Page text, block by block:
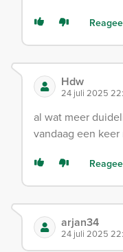
Hdw
24 juli 2025
al wat meer
vandaag een
arjan34
24 juli 2025